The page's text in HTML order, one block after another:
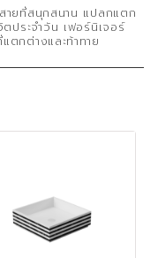
ายที่สนุกสนาน แปลกแตก
ประจำวัน เฟอร์นิเจอร์
ตกต่างและท้าทาย